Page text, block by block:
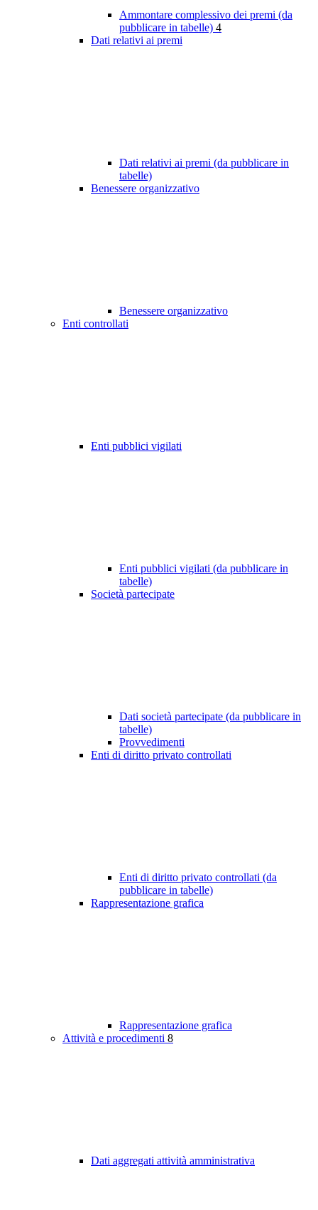
Ammontare complessivo dei premi (da
pubblicare in tabelle) 4
Dati relativi ai premi
Dati relativi ai premi (da pubblicare in
tabelle)
Benessere organizzativo
Benessere organizzativo
Enti controllati
Enti pubblici vigilati
Enti pubblici vigilati (da pubblicare in
tabelle)
Società partecipate
Dati società partecipate (da pubblicare in
tabelle)
Provvedimenti
Enti di diritto privato controllati
Enti di diritto privato controllati (da
pubblicare in tabelle)
Rappresentazione grafica
Rappresentazione grafica
Attività e procedimenti 8
Dati aggregati attività amministrativa